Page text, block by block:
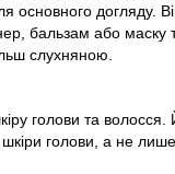
основного догляду.
бальзам або маску
слухняною.
голови та волосся.
голови, а не